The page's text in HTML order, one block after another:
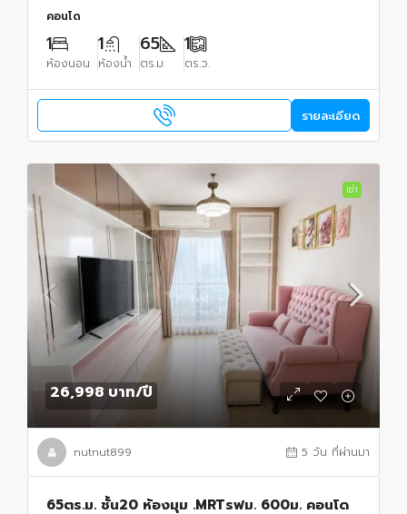
คอนโด
1
ห้องนอน
1
ห้องน้ำ
65
ตร.ม.
1
ตร.ว.
รายละเอียด
เช่า
26,998 บาท/ปี
nutnut899 5 วัน ที่ผ่านมา
65ตร.ม. ชั้น20 ห้องมุม .MRTรฟม. 600ม. คอนโด